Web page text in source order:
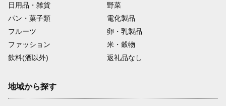
日用品・雑貨
野菜
パン・菓子類
電化製品
フルーツ
卵・乳製品
ファッション
米・穀物
飲料(酒以外)
返礼品なし
地域から探す